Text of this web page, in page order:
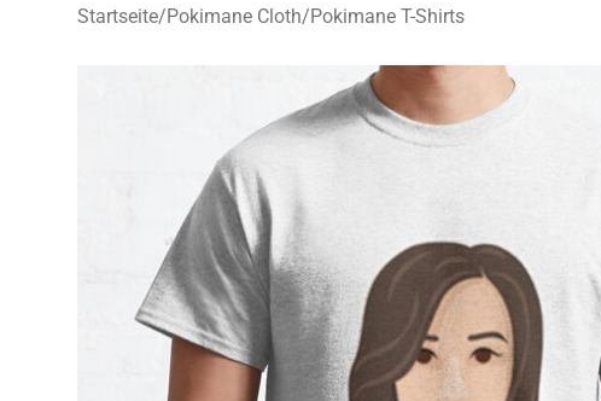
Startseite/Pokimane Cloth/Pokimane T-Shirts